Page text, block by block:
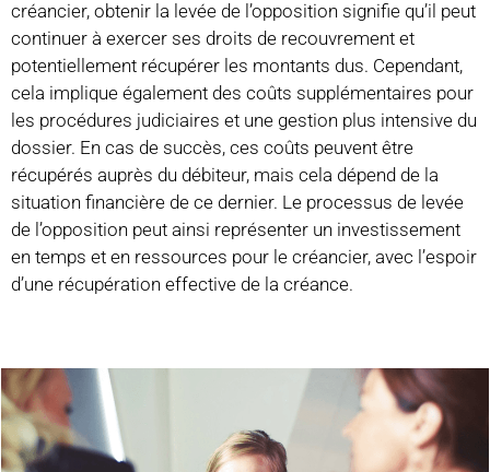
créancier, obtenir la levée de l’opposition signifie qu’il peut
continuer à exercer ses droits de recouvrement et
potentiellement récupérer les montants dus. Cependant,
cela implique également des coûts supplémentaires pour
les procédures judiciaires et une gestion plus intensive du
dossier. En cas de succès, ces coûts peuvent être
récupérés auprès du débiteur, mais cela dépend de la
situation financière de ce dernier. Le processus de levée
de l’opposition peut ainsi représenter un investissement
en temps et en ressources pour le créancier, avec l’espoir
d’une récupération effective de la créance.